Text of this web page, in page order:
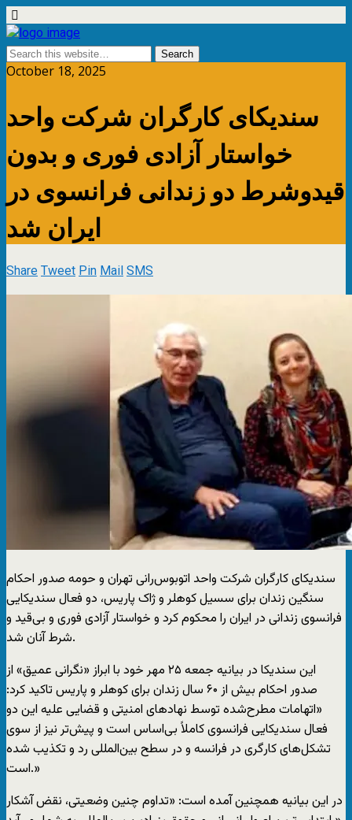
October 18, 2025
سندیکای کارگران شرکت واحد
خواستار آزادی فوری و بدون
قیدوشرط دو زندانی فرانسوی در
ایران شد
ShareTweetPinMailSMS
سندیکای کارگران شرکت واحد اتوبوس‌رانی تهران و حومه صدور احکام
سنگین زندان برای سسیل کوهلر و ژاک پاریس، دو فعال سندیکایی
فرانسوی زندانی در ایران را محکوم کرد و خواستار آزادی فوری و بی‌قید و
شرط آنان شد.
این سندیکا در بیانیه جمعه ۲۵ مهر خود با ابراز «نگرانی عمیق» از
صدور احکام بیش از ۶۰ سال زندان برای کوهلر و پاریس تاکید کرد:
«اتهامات مطرح‌شده توسط نهادهای امنیتی و قضایی علیه این دو
فعال سندیکایی فرانسوی کاملاً بی‌اساس است و پیش‌تر نیز از سوی
تشکل‌های کارگری در فرانسه و در سطح بین‌المللی رد و تکذیب شده
است.»
در این بیانیه همچنین آمده است:‌ «تداوم چنین وضعیتی، نقض آشکار